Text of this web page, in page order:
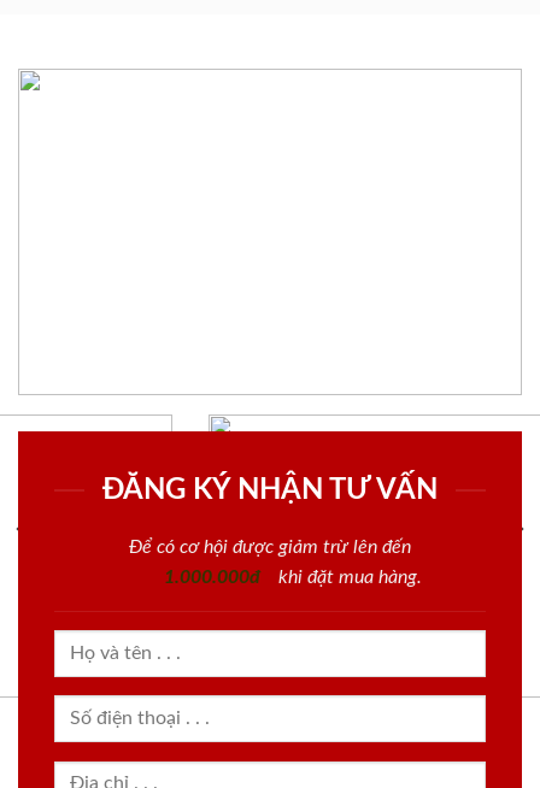
ĐĂNG KÝ NHẬN TƯ VẤN
Để có cơ hội được giảm trừ lên đến
1.000.000đ
khi đặt mua hàng.